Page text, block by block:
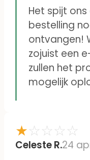
contact
omdat het
klopt.
Heleen
Het spijt
bestelling
ontvangen!
zojuist een
zullen het
mogelijk
★☆☆☆☆
Celeste R.24